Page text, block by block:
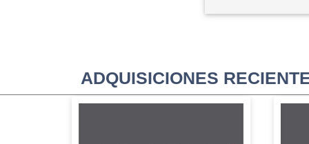
ADQUISICIONES